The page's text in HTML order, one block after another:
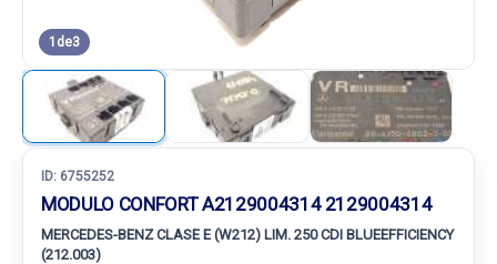
1 de3
ID: 6755252
MODULO CONFORT A2129004314 2129004314
MERCEDES-BENZ CLASE E (W212) LIM. 250 CDI BLUEEFFICIENCY
(212.003)